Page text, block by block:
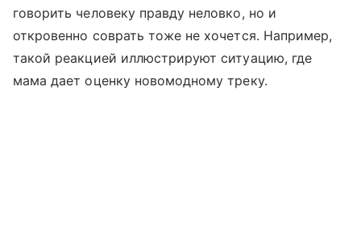
говорить человеку правду неловко, но и
откровенно соврать тоже не хочется. Например,
такой реакцией иллюстрируют ситуацию, где
мама дает оценку новомодному треку.